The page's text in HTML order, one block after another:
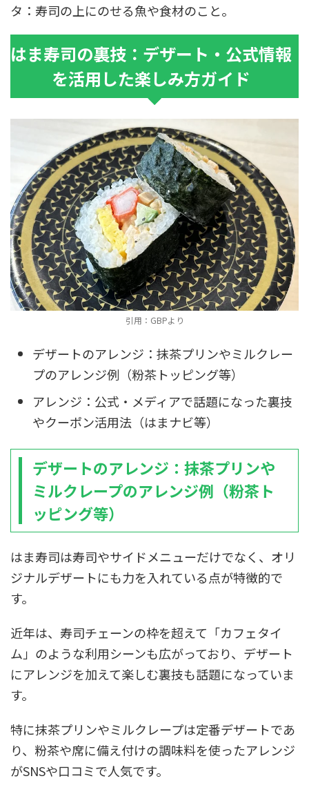
タ：寿司の上にのせる魚や食材のこと。
はま寿司の裏技：デザート・公式情報
を活用した楽しみ方ガイド
引用：GBPより
デザートのアレンジ：抹茶プリンやミルクレー
プのアレンジ例（粉茶トッピング等）
アレンジ：公式・メディアで話題になった裏技
やクーポン活用法（はまナビ等）
デザートのアレンジ：抹茶プリンや
ミルクレープのアレンジ例（粉茶ト
ッピング等）
はま寿司は寿司やサイドメニューだけでなく、オリ
ジナルデザートにも力を入れている点が特徴的で
す。
近年は、寿司チェーンの枠を超えて「カフェタイ
ム」のような利用シーンも広がっており、デザート
にアレンジを加えて楽しむ裏技も話題になっていま
す。
特に抹茶プリンやミルクレープは定番デザートであ
り、粉茶や席に備え付けの調味料を使ったアレンジ
がSNSや口コミで人気です。